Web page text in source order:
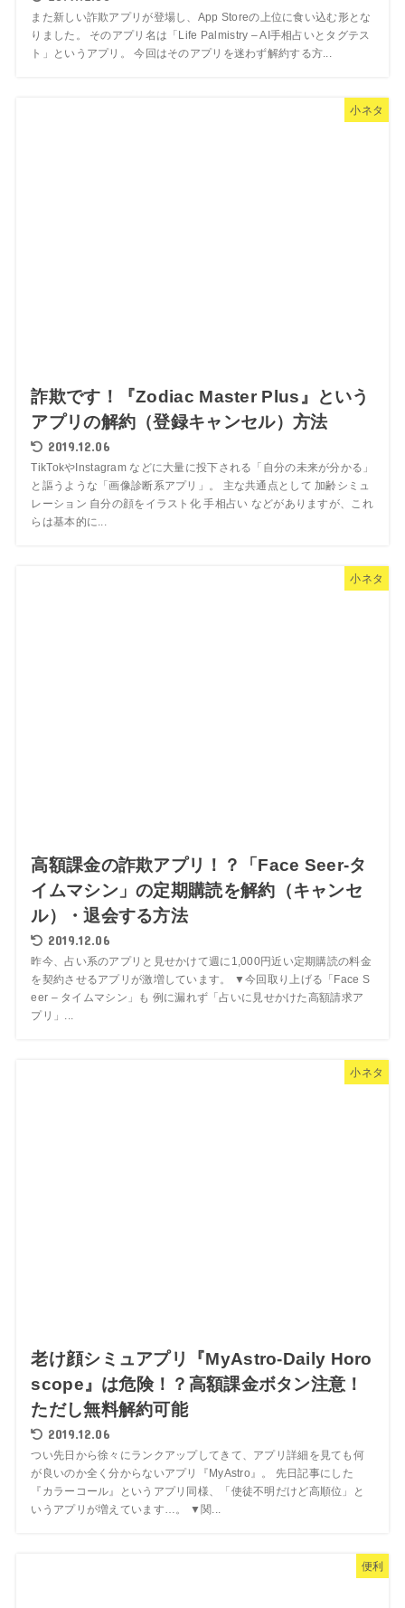
また新しい詐欺アプリが登場し、App Storeの上位に食い込む形とな
りました。 そのアプリ名は「Life Palmistry – AI手相占いとタグテス
ト」というアプリ。 今回はそのアプリを迷わず解約する方...
小ネタ
詐欺です！『Zodiac Master Plus』という
アプリの解約（登録キャンセル）方法
2019.12.06
TikTokやInstagram などに大量に投下される「自分の未来が分かる」
と謳うような「画像診断系アプリ」。 主な共通点として 加齢シミュ
レーション 自分の顔をイラスト化 手相占い などがありますが、これ
らは基本的に...
小ネタ
高額課金の詐欺アプリ！？「Face Seer-タ
イムマシン」の定期購読を解約（キャンセ
ル）・退会する方法
2019.12.06
昨今、占い系のアプリと見せかけて週に1,000円近い定期購読の料金
を契約させるアプリが激増しています。 ▼今回取り上げる「Face S
eer – タイムマシン」も 例に漏れず「占いに見せかけた高額請求ア
プリ」...
小ネタ
老け顔シミュアプリ『MyAstro-Daily Horo
scope』は危険！？高額課金ボタン注意！
ただし無料解約可能
2019.12.06
つい先日から徐々にランクアップしてきて、アプリ詳細を見ても何
が良いのか全く分からないアプリ『MyAstro』。 先日記事にした
『カラーコール』というアプリ同様、「使徒不明だけど高順位」と
いうアプリが増えています…。 ▼関...
便利